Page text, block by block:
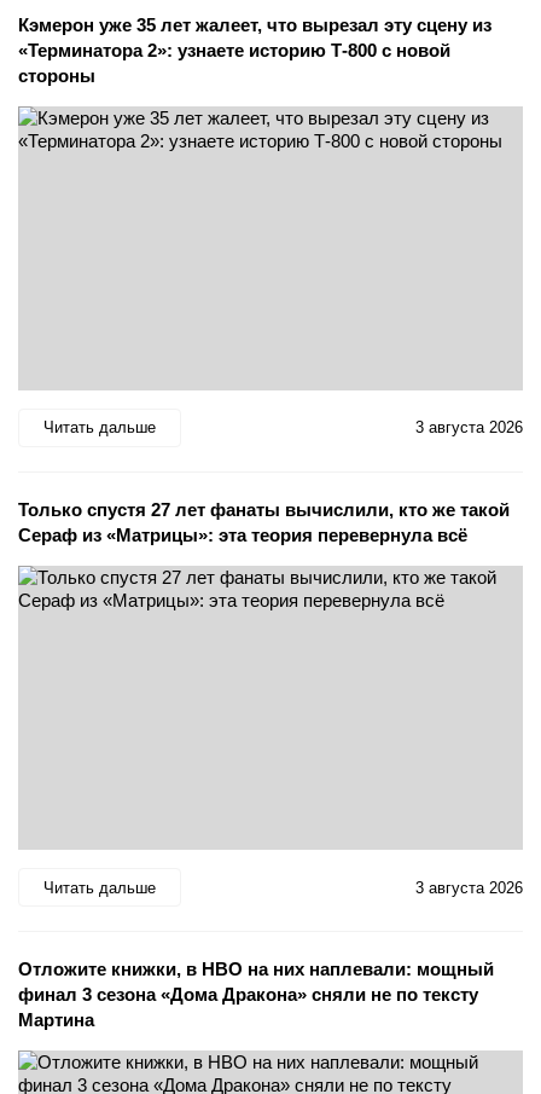
Кэмерон уже 35 лет жалеет, что вырезал эту сцену из
«Терминатора 2»: узнаете историю Т-800 с новой
стороны
Читать дальше 3 августа 2026
Только спустя 27 лет фанаты вычислили, кто же такой
Сераф из «Матрицы»: эта теория перевернула всё
Читать дальше 3 августа 2026
Отложите книжки, в HBO на них наплевали: мощный
финал 3 сезона «Дома Дракона» сняли не по тексту
Мартина